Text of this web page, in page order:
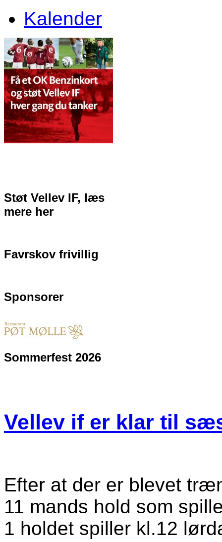
Front Menu
Kalender
Støt Vellev IF, læs
mere her
Favrskov frivillig
Sponsorer
Sommerfest 2026
Vellev if er klar til
Efter at der er blevet
11 mands hold som
1 holdet spiller kl.12